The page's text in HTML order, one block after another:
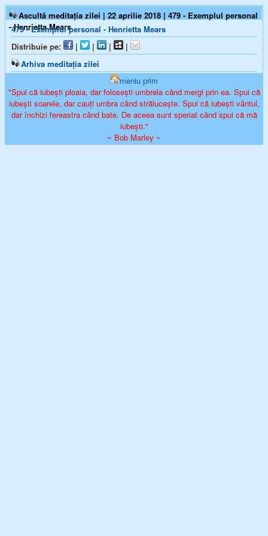
Ascultă meditația zilei | 22 aprilie 2018 | 479 - Exemplul personal
- Henrietta Mears
479 - Exemplul personal - Henrietta Mears
Distribuie pe:
| | |
|
Arhiva meditația zilei
meniu prim
"Spui că iubești ploaia, dar folosești umbrela când mergi prin ea. Spui că
iubești soarele, dar cauți umbra când strălucește. Spui că iubești vântul,
dar închizi fereastra când bate. De aceea sunt speriat când spui că mă
iubești."
~ Bob Marley ~